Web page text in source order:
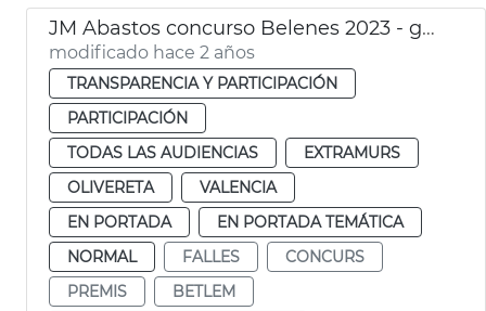
JM Abastos concurso Belenes 2023 - galardones
modificado hace 2 años
TRANSPARENCIA Y PARTICIPACIÓN
PARTICIPACIÓN
TODAS LAS AUDIENCIAS
EXTRAMURS
OLIVERETA
VALENCIA
EN PORTADA
EN PORTADA TEMÁTICA
NORMAL
FALLES
CONCURS
PREMIS
BETLEM